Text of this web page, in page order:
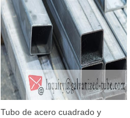
Tubo de acero cuadrado y